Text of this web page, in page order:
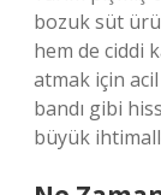
bozuk süt
hem de ciddi
atmak için
bandı gibi
büyük